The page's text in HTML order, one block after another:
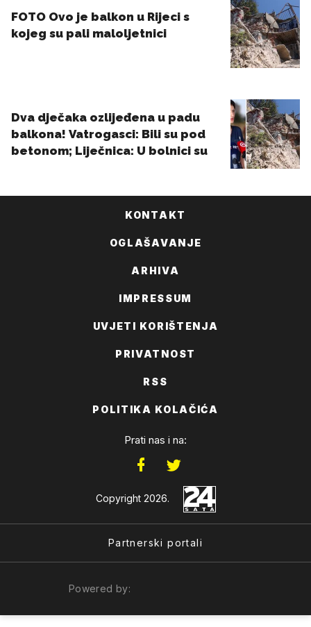
KONTAKT
OGLAŠAVANJE
ARHIVA
IMPRESSUM
UVJETI KORIŠTENJA
PRIVATNOST
RSS
POLITIKA KOLAČIĆA
Prati nas i na:
Copyright 2026.
Partnerski portali
Powered by: